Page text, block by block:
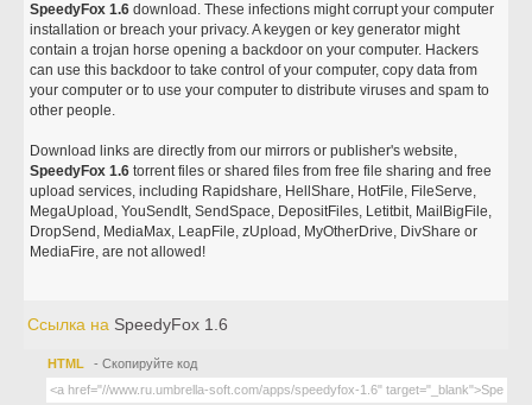
SpeedyFox 1.6 download. These infections might corrupt your computer
installation or breach your privacy. A keygen or key generator might
contain a trojan horse opening a backdoor on your computer. Hackers
can use this backdoor to take control of your computer, copy data from
your computer or to use your computer to distribute viruses and spam to
other people.
Download links are directly from our mirrors or publisher's website,
SpeedyFox 1.6 torrent files or shared files from free file sharing and free
upload services, including Rapidshare, HellShare, HotFile, FileServe,
MegaUpload, YouSendIt, SendSpace, DepositFiles, Letitbit, MailBigFile,
DropSend, MediaMax, LeapFile, zUpload, MyOtherDrive, DivShare or
MediaFire, are not allowed!
Ссылка на SpeedyFox 1.6
HTML - Скопируйте код